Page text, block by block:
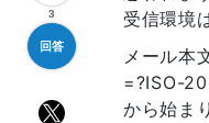
3
回答
受信環境
メール本
=?ISO-
から始ま